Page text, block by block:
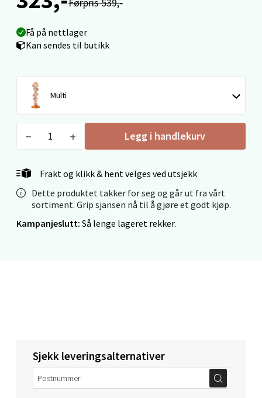
Førpris 539,-
Få på nettlager
Kan sendes til butikk
Multi
Legg i handlekurv
Frakt og klikk & hent velges ved utsjekk
Dette produktet takker for seg og går ut fra vårt
sortiment. Grip sjansen nå til å gjøre et godt kjøp.
Kampanjeslutt: Så lenge lageret rekker.
Sjekk leveringsalternativer
Ålesund - Thon Senter Moa
Langelandsvegen 25, 6010 Ålesund
0 i butikk
Molde - Moldetorget
Narvik - Thon Senter Malmporten